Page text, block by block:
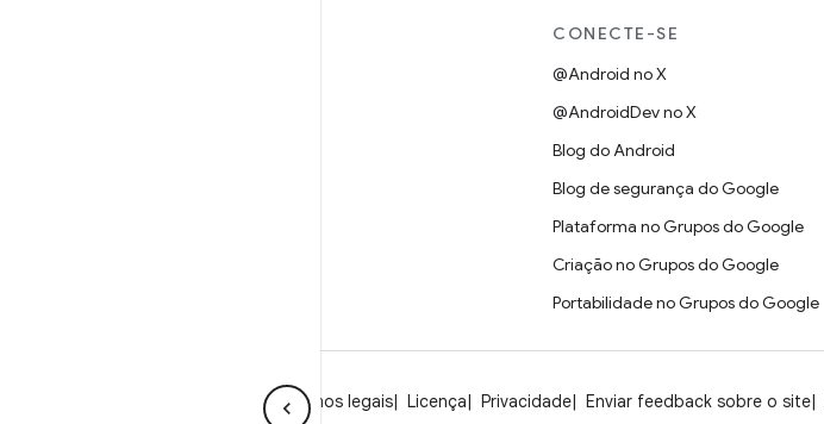
CONECTE-SE
@Android no X
@AndroidDev no X
Blog do Android
Blog de segurança do Google
Plataforma no Grupos do Google
Criação no Grupos do Google
Portabilidade no Grupos do Google
Comunidade Termos legais Licença Privacidade Enviar feedback sobre o site